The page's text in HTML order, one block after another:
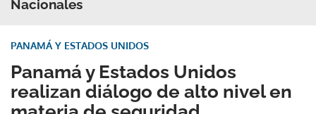
Nacionales
Panamá y Estados Unidos
realizan diálogo de alto nivel en
PANAMÁ Y ESTADOS UNIDOS